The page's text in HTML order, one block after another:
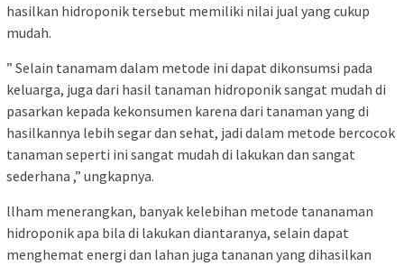
hasilkan hidroponik tersebut memiliki nilai jual yang cukup
mudah.
” Selain tanamam dalam metode ini dapat dikonsumsi pada
keluarga, juga dari hasil tanaman hidroponik sangat mudah di
pasarkan kepada kekonsumen karena dari tanaman yang di
hasilkannya lebih segar dan sehat, jadi dalam metode bercocok
tanaman seperti ini sangat mudah di lakukan dan sangat
sederhana ,” ungkapnya.
llham menerangkan, banyak kelebihan metode tananaman
hidroponik apa bila di lakukan diantaranya, selain dapat
menghemat energi dan lahan juga tananan yang dihasilkan